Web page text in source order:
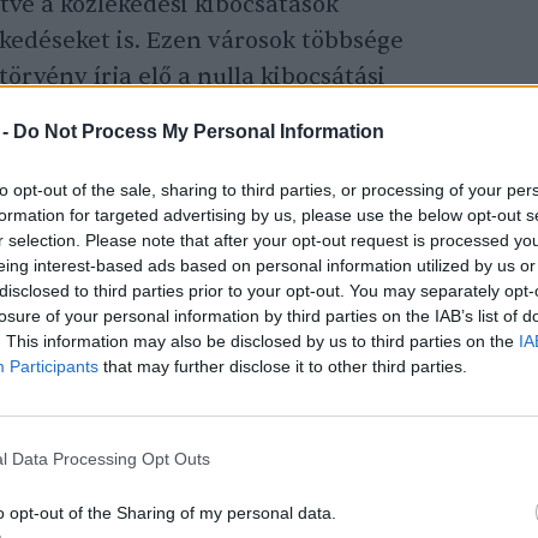
Do Not Process My Personal Information
opt-out of the sale, sharing to third parties, or processing of your
for targeted advertising by us, please use the below opt-out
selection. Please note that after your opt-out request is processed
interest-based ads based on personal information utilized by us
to third parties prior to your opt-out. You may separately
of your personal information by third parties on the IAB’s list of
This information may also be disclosed by us to third parties on the
Participants that may further disclose it to other third parties.
Data Processing Opt Outs
opt-out of the Sharing of my personal data.
is. Ezen városok többsége
írja elő a nulla kibocsátási
A tanulmány kiemeli: az EU-ban már
szállítást elektromos
tartozik egyebek mellett a DHL
Group, a belgiumi bpost és Ausztria
az Österreichische Post AG.
illetve vállalat hoz intézkedéseket a
a kisebb, hatékonyabbjárművek
megoldásokra a teherszállítás